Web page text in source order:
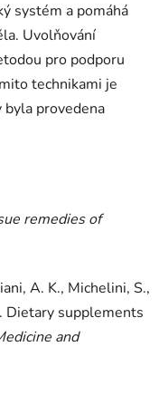
systém a pomáhá
Uvolňování
pro podporu
technikami je
provedena
remedies of
A. K., Michelini, S.,
Dietary supplements
and